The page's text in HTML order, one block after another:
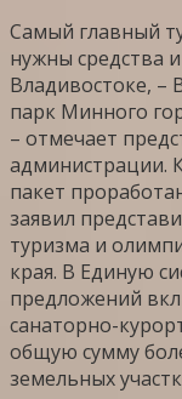
Самый главный
нужны средства
Владивостоке, –
парк Минного
– отмечает
администрации.
пакет
заявил
туризма и
края. В Единую
предложений
санаторно-
общую сумму
земельных